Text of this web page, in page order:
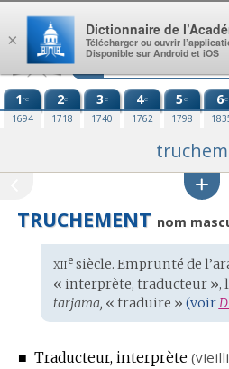
Aller au contenu
1re
1694
2e
1718
3e
1740
4e
1762
5e
1798
6e
TRUCHEMENT nom
Étymologie
:
xiiesiècle. Emprunté de l’
« interprète, traducteur »,
tarjama, « traduire » (voir
■ Traducteur, interprète
×
Dictionnaire de
Télécharger ou ouvrir
Disponible sur Android et iOS